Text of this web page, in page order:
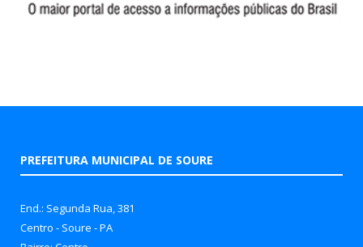
PREFEITURA MUNICIPAL DE SOURE
End.: Segunda Rua, 381
Centro - Soure - PA